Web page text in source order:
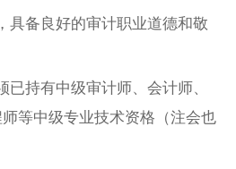
具备良好的审计职业道德和敬
持有中级审计师、会计师、
等中级专业技术资格（注会也